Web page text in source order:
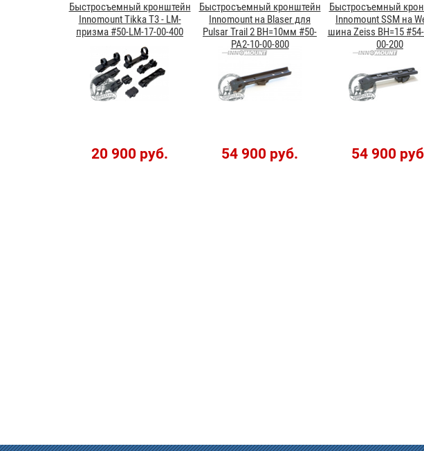
Быстросъемный кронштейн
Innomount Tikka T3 - LM-
призма #50-LM-17-00-400
20 900 руб.
Быстросъемный кронштейн
Innomount на Blaser для
Pulsar Trail 2 BH=10мм #50-
PA2-10-00-800
54 900 руб.
Быстросъемный
Innomount SSM на
шина Zeiss BH=15
00-200
54 900